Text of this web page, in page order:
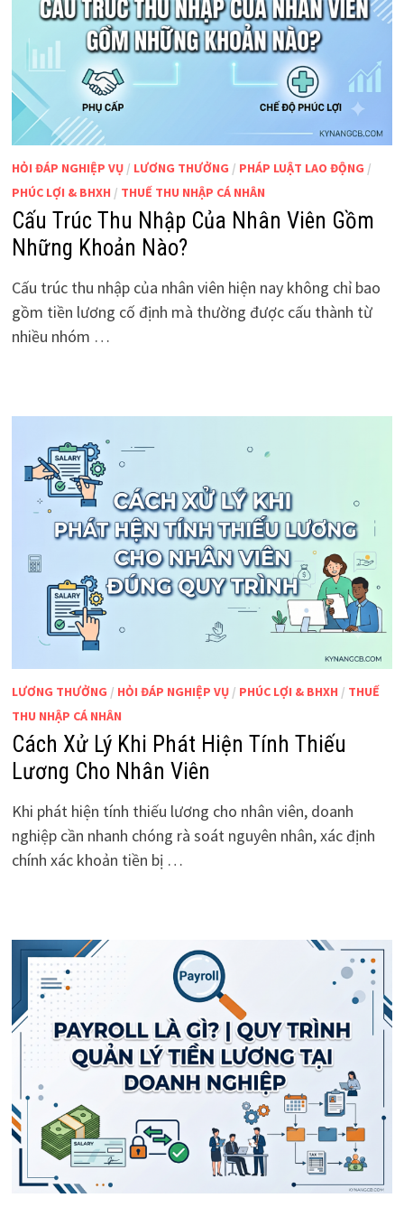
HỎI ĐÁP NGHIỆP VỤ/ LƯƠNG THƯỞNG / PHÁP LUẬT LAO ĐỘNG /
PHÚC LỢI & BHXH / THUẾ THU NHẬP CÁ NHÂN
Cấu Trúc Thu Nhập Của Nhân Viên Gồm
Những Khoản Nào?
Cấu trúc thu nhập của nhân viên hiện nay không chỉ bao
gồm tiền lương cố định mà thường được cấu thành từ
nhiều nhóm …
LƯƠNG THƯỞNG / HỎI ĐÁP NGHIỆP VỤ/ PHÚC LỢI & BHXH / THUẾ
THU NHẬP CÁ NHÂN
Cách Xử Lý Khi Phát Hiện Tính Thiếu
Lương Cho Nhân Viên
Khi phát hiện tính thiếu lương cho nhân viên, doanh
nghiệp cần nhanh chóng rà soát nguyên nhân, xác định
chính xác khoản tiền bị …